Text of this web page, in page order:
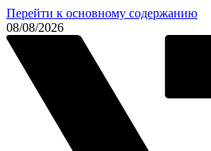
Перейти к основному содержанию
08/08/2026